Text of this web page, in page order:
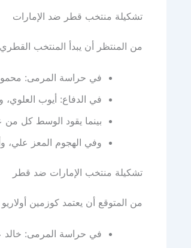
تشكيلة منتخب قطر ضد الإمارات
من المنتظر أن يبدأ المنتخب
في حراسة المرمى:
في الدفاع: أيوب العلوي،
بينما يقود الوسط كل من
وفي الهجوم المعز علي،
تشكيلة منتخب الإمارات ضد قطر
من المتوقع أن يعتمد كوزمين أولاريو
في حراسة المرمى: خالد